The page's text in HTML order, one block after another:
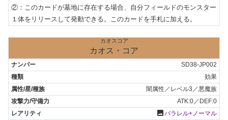
②：このカードが墓地に存在する場合、自分フィールドのモンスター
１体をリリースして発動できる。このカードを手札に加える。
カオスコア
カオス・コア
SD38-JP002
効果
闇属性／レベル3／悪魔族
ATK:0／DEF:0
photoパラレル+ノーマル